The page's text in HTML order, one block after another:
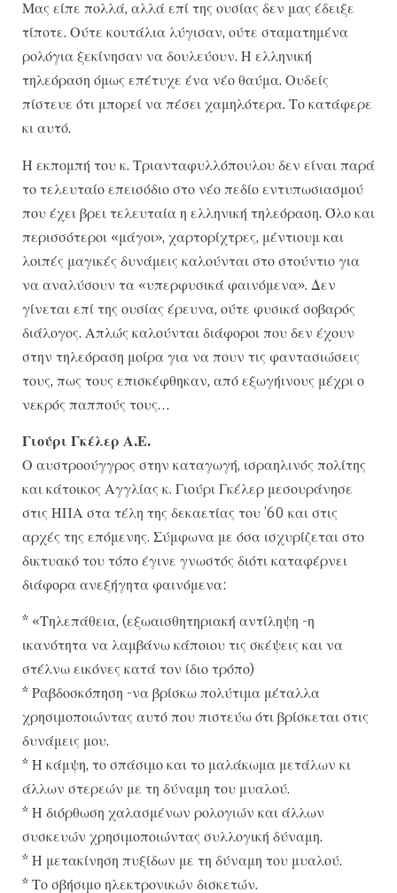
Μας είπε πολλά, αλλά επί της ουσίας δεν μας έδειξε
τίποτε. Ούτε κουτάλια λύγισαν, ούτε σταματημένα
ρολόγια ξεκίνησαν να δουλεύουν. Η ελληνική
τηλεόραση όμως επέτυχε ένα νέο θαύμα. Ουδείς
πίστευε ότι μπορεί να πέσει χαμηλότερα. Το κατάφερε
κι αυτό.
Η εκπομπή του κ. Τριανταφυλλόπουλου δεν είναι παρά
το τελευταίο επεισόδιο στο νέο πεδίο εντυπωσιασμού
που έχει βρει τελευταία η ελληνική τηλεόραση. Όλο και
περισσότεροι «μάγοι», χαρτορίχτρες, μέντιουμ και
λοιπές μαγικές δυνάμεις καλούνται στο στούντιο για
να αναλύσουν τα «υπερφυσικά φαινόμενα». Δεν
γίνεται επί της ουσίας έρευνα, ούτε φυσικά σοβαρός
διάλογος. Απλώς καλούνται διάφοροι που δεν έχουν
στην τηλεόραση μοίρα για να πουν τις φαντασιώσεις
τους, πως τους επισκέφθηκαν, από εξωγήινους μέχρι ο
νεκρός παππούς τους…
Γιούρι Γκέλερ Α.Ε.
Ο αυστροούγγρος στην καταγωγή, ισραηλινός πολίτης
και κάτοικος Αγγλίας κ. Γιούρι Γκέλερ μεσουράνησε
στις ΗΠΑ στα τέλη της δεκαετίας του ’60 και στις
αρχές της επόμενης. Σύμφωνα με όσα ισχυρίζεται στο
δικτυακό του τόπο έγινε γνωστός διότι καταφέρνει
διάφορα ανεξήγητα φαινόμενα:
* «Τηλεπάθεια, (εξωαισθητηριακή αντίληψη -η
ικανότητα να λαμβάνω κάποιου τις σκέψεις και να
στέλνω εικόνες κατά τον ίδιο τρόπο)
* Ραβδοσκόπηση -να βρίσκω πολύτιμα μέταλλα
χρησιμοποιώντας αυτό που πιστεύω ότι βρίσκεται στις
δυνάμεις μου.
* Η κάμψη, το σπάσιμο και το μαλάκωμα μετάλων κι
άλλων στερεών με τη δύναμη του μυαλού.
* Η διόρθωση χαλασμένων ρολογιών και άλλων
συσκευών χρησιμοποιώντας συλλογική δύναμη.
* Η μετακίνηση πυξίδων με τη δύναμη του μυαλού.
* Το σβήσιμο ηλεκτρονικών δισκετών.